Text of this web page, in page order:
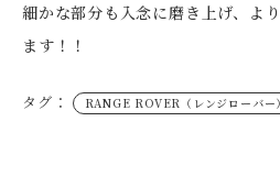
細かな部分も入念に磨き上げ、よ
ます！！
タグ： RANGE ROVER（レンジローバー）